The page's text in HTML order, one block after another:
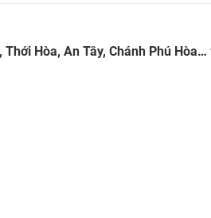
Hòa, An Tây, Chánh Phú Hòa…